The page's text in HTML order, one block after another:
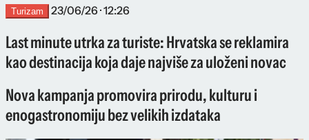
Turizam 23/06/26 · 12:26
Last minute utrka za turiste: Hrvatska se reklamira
kao destinacija koja daje najviše za uloženi novac
Nova kampanja promovira prirodu, kulturu i
enogastronomiju bez velikih izdataka